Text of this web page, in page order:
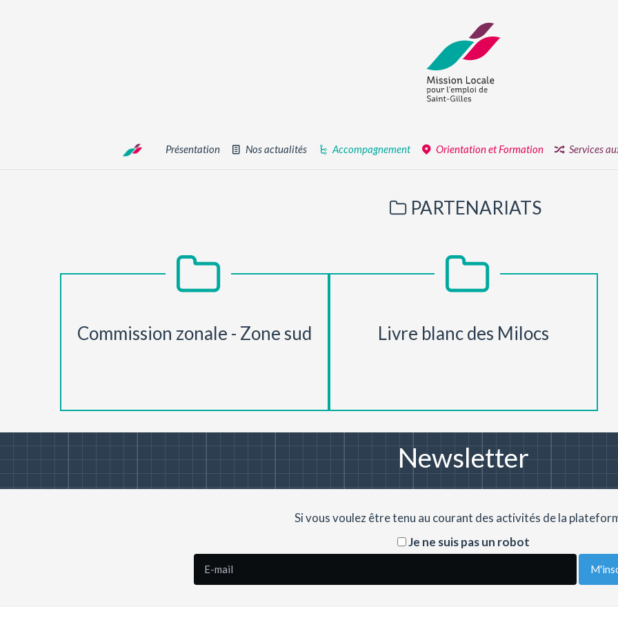
Présentation Nos actualités Accompagnement Orientation et Formation Services
PARTENARIATS
Commission zonale - Zone sud Livre blanc des Milocs
Newsletter
Si vous voulez être tenu au courant des activités de la
Je ne suis pas un robot